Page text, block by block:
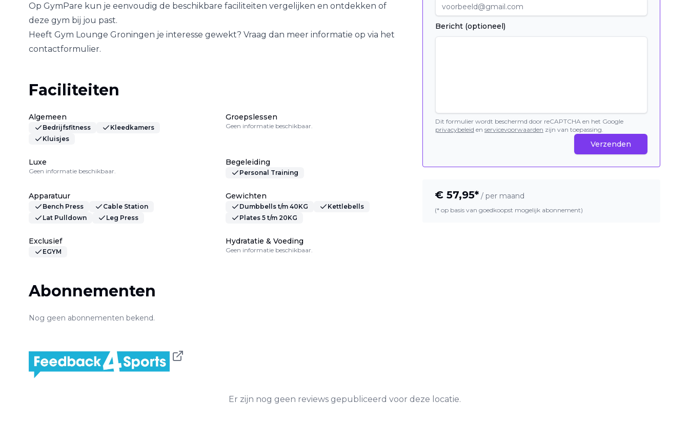
Op GymPare kun je eenvoudig de beschikbare faciliteiten vergelijken en ontdekken of
deze gym bij jou past.
Heeft Gym Lounge Groningen je interesse gewekt? Vraag dan meer informatie op via het
contactformulier.
Faciliteiten
Algemeen
Bedrijfsfitness
Kleedkamers
Kluisjes
Groepslessen
Geen informatie beschikbaar.
Luxe
Geen informatie beschikbaar.
Begeleiding
Personal Training
Apparatuur
Bench Press
Cable Station
Lat Pulldown
Leg Press
Gewichten
Dumbbells t/m 40KG
Kettlebells
Plates 5 t/m 20KG
Exclusief
EGYM
Hydratatie & Voeding
Geen informatie beschikbaar.
Abonnementen
Nog geen abonnementen bekend.
Bericht (optioneel)
Dit formulier wordt beschermd door reCAPTCHA en het Google
privacybeleid en servicevoorwaarden zijn van toepassing.
Verzenden
€ 57,95* / per maand
(* op basis van goedkoopst mogelijk abonnement)
Er zijn nog geen reviews gepubliceerd voor deze locatie.